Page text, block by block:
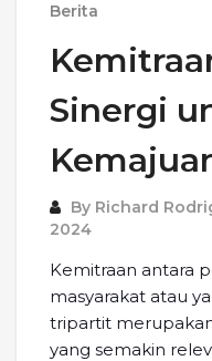
Berita
Sinergi
By Richard
2024
Kemitraan antara
masyarakat atau
tripartit
yang semakin